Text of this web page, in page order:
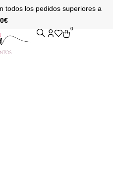
todos los pedidos superiores a
0